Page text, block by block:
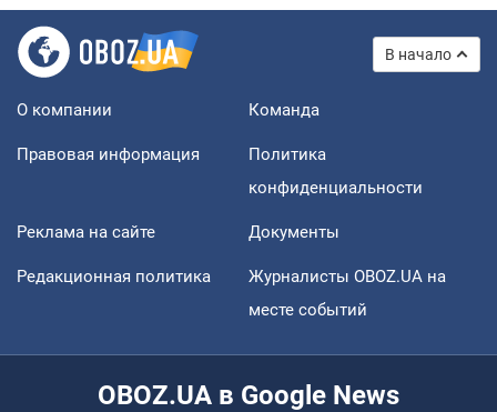
В начало
О компании Команда
Правовая информация
Политика
конфиденциальности
Реклама на сайте Документы
Редакционная политика
Журналисты OBOZ.UA на
месте событий
OBOZ.UA в Google News